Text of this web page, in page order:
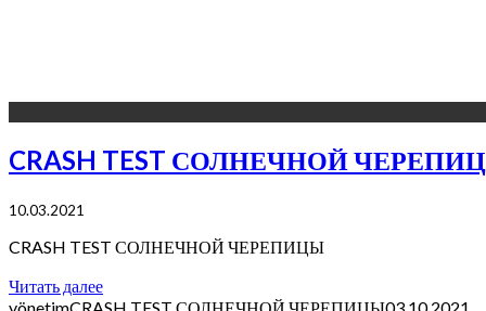
CRASH TEST СОЛНЕЧНОЙ
10.03.2021
CRASH TEST СОЛНЕЧНОЙ ЧЕРЕПИЦЫ
Читать далее
yönetimCRASH TEST СОЛНЕЧНОЙ ЧЕРЕПИЦЫ03.10.2021